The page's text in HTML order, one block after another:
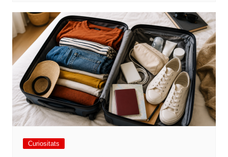
Curiositats